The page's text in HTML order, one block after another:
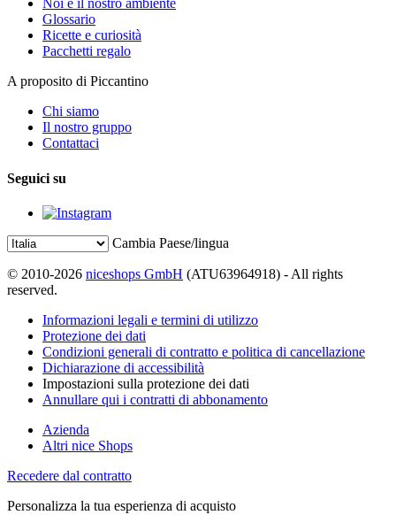
Noi e il nostro ambiente
Glossario
Ricette e curiosità
Pacchetti regalo
A proposito di Piccantino
Chi siamo
Il nostro gruppo
Contattaci
Seguici su
Cambia Paese/lingua
© 2010-2026 niceshops GmbH (ATU63964918) - All rights
reserved.
Informazioni legali e termini di utilizzo
Protezione dei dati
Condizioni generali di contratto e politica di cancellazione
Dichiarazione di accessibilità
Impostazioni sulla protezione dei dati
Annullare qui i contratti di abbonamento
Azienda
Altri nice Shops
Recedere dal contratto
Personalizza la tua esperienza di acquisto